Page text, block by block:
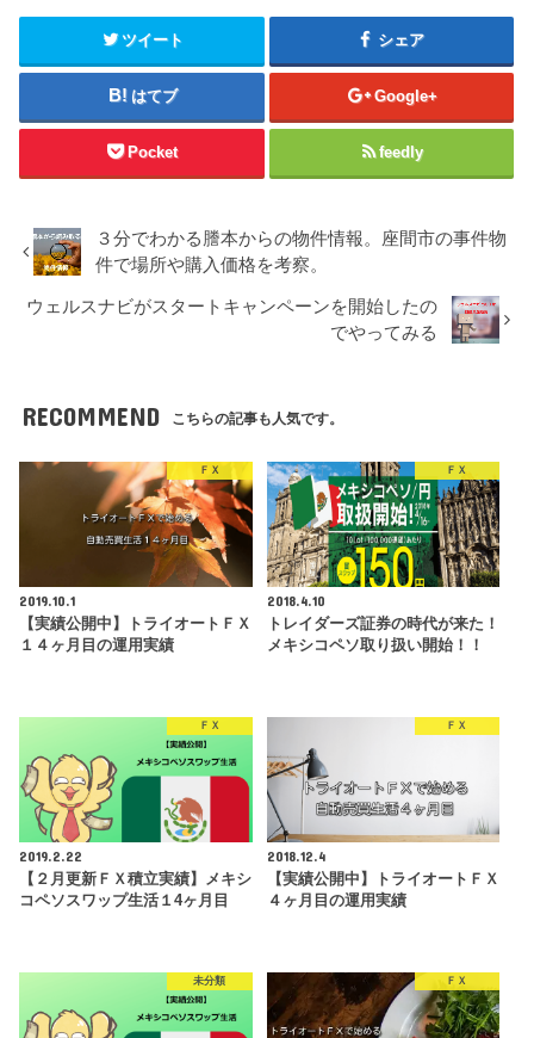
ツイート シェア
はてブ Google+
Pocket feedly
３分でわかる謄本からの物件情報。座間市の事件物
件で場所や購入価格を考察。
ウェルスナビがスタートキャンペーンを開始したの
でやってみる
RECOMMEND こちらの記事も人気です。
ＦＸ
2019.10.1
【実績公開中】トライオートＦＸ
１４ヶ月目の運用実績
ＦＸ
2018.4.10
トレイダーズ証券の時代が来た！
メキシコペソ取り扱い開始！！
ＦＸ
2019.2.22
【２月更新ＦＸ積立実績】メキシ
コペソスワップ生活１4ヶ月目
ＦＸ
2018.12.4
【実績公開中】トライオートＦＸ
４ヶ月目の運用実績
未分類 ＦＸ